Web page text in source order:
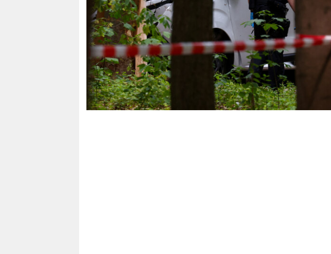
veranstaltungen
shop
fragen & hilfe
unterstützen
abo
genossenschaft